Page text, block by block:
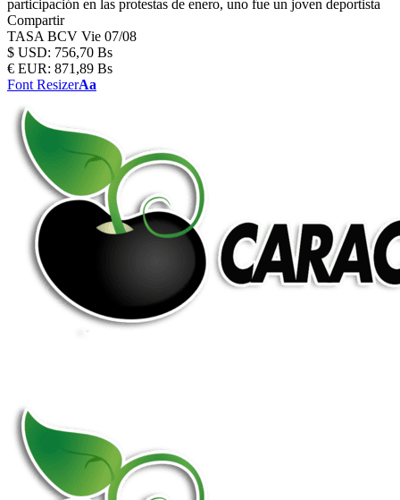
participación en las protestas de enero, uno fue un joven deportista
Compartir
TASA BCV Vie 07/08
$ USD: 756,70 Bs
€ EUR: 871,89 Bs
Font ResizerAa